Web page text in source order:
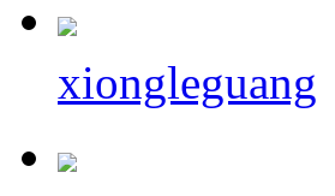
xiongleguang